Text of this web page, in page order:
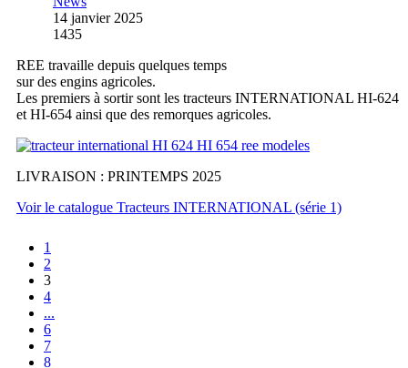
14 janvier 2025
1435
REE travaille depuis quelques temps
sur des engins agricoles.
Les premiers à sortir sont les tracteurs INTERNATIONAL HI-624
et HI-654 ainsi que des remorques agricoles.
LIVRAISON : PRINTEMPS 2025
Voir le catalogue Tracteurs INTERNATIONAL (série 1)
1
2
3
4
...
6
7
8